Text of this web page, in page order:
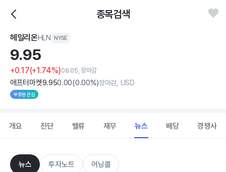
종목검색
헤일리온HLN NYSE
9.95
+0.17(+1.74%)08.05, 장마감
애프터마켓9.950.00(0.00%)장마감, USD
8명 관심
개요 진단 밸류 재무 뉴스 배당 경쟁사
뉴스 투자노트 어닝콜